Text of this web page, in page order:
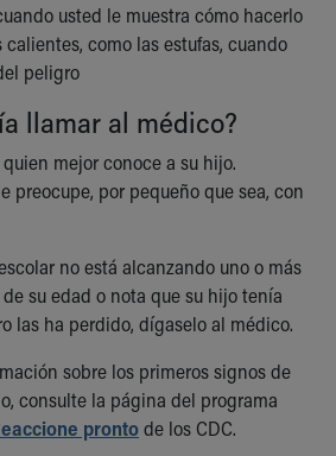
Safety
Kids
usted le muestra cómo hacerlo
como las estufas, cuando
peligro
llamar al médico?
mejor conoce a su hijo.
preocupe, por pequeño que sea, con
no está alcanzando uno o más
su edad o nota que su hijo tenía
las ha perdido, dígaselo al médico.
sobre los primeros signos de
consulte la página del programa
prontode los CDC.